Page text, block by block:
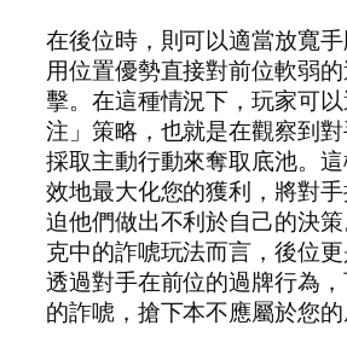
在後位時，則可以適當放寬
用位置優勢直接對前位軟弱
擊。在這種情況下，玩家可
注」策略，也就是在觀察到對
採取主動行動來奪取底池。
效地最大化您的獲利，將對
迫他們做出不利於自己的決
克中的詐唬玩法而言，後位更
透過對手在前位的過牌行為
的詐唬，搶下本不應屬於您的